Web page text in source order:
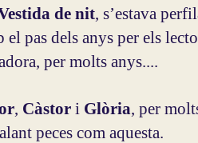
de nit, s’estava
el pas dels anys per els
per molts anys....
, Càstor i Glòria, per
peces com aquesta.